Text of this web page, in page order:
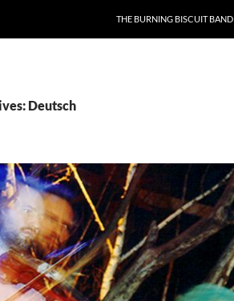
THE BURNING BISCUIT BAND
Deutsch